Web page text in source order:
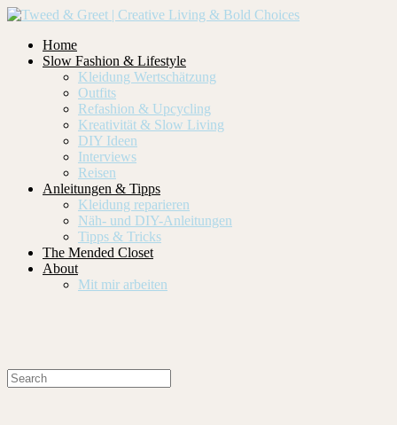
Home
Slow Fashion & Lifestyle
Kleidung Wertschätzung
Outfits
Refashion & Upcycling
Kreativität & Slow Living
DIY Ideen
Interviews
Reisen
Anleitungen & Tipps
Kleidung reparieren
Näh- und DIY-Anleitungen
Tipps & Tricks
The Mended Closet
About
Mit mir arbeiten